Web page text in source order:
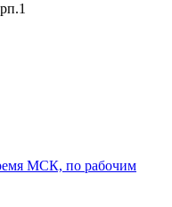
МСК, по рабочим